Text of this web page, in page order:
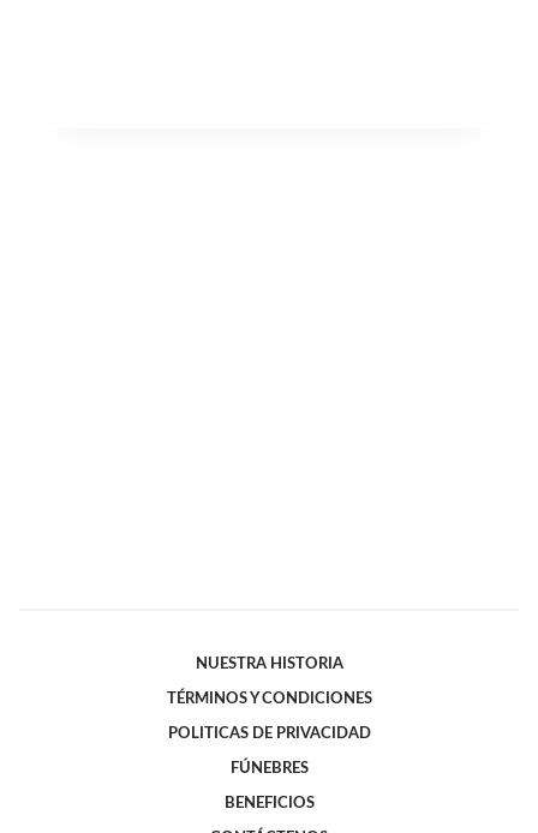
NUESTRA HISTORIA
TÉRMINOS Y CONDICIONES
POLITICAS DE PRIVACIDAD
FÚNEBRES
BENEFICIOS